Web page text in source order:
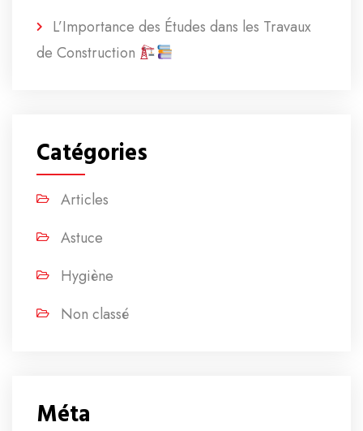
L’Importance des Études dans les Travaux
de Construction
Catégories
Articles
Astuce
Hygiène
Non classé
Méta